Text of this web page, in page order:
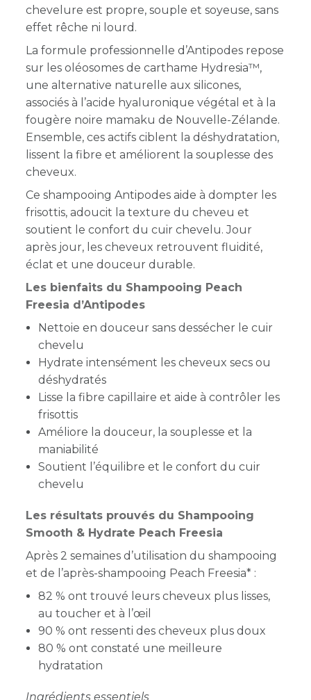
chevelure est propre, souple et soyeuse, sans
effet rêche ni lourd.
La formule professionnelle d’Antipodes repose
sur les oléosomes de carthame Hydresia™,
une alternative naturelle aux silicones,
associés à l’acide hyaluronique végétal et à la
fougère noire mamaku de Nouvelle-Zélande.
Ensemble, ces actifs ciblent la déshydratation,
lissent la fibre et améliorent la souplesse des
cheveux.
Ce shampooing Antipodes aide à dompter les
frisottis, adoucit la texture du cheveu et
soutient le confort du cuir chevelu. Jour
après jour, les cheveux retrouvent fluidité,
éclat et une douceur durable.
Les bienfaits du Shampooing Peach
Freesia d’Antipodes
Nettoie en douceur sans dessécher le cuir
chevelu
Hydrate intensément les cheveux secs ou
déshydratés
Lisse la fibre capillaire et aide à contrôler les
frisottis
Améliore la douceur, la souplesse et la
maniabilité
Soutient l’équilibre et le confort du cuir
chevelu
Les résultats prouvés du Shampooing
Smooth & Hydrate Peach Freesia
Après 2 semaines d’utilisation du shampooing
et de l’après-shampooing Peach Freesia* :
82 % ont trouvé leurs cheveux plus lisses,
au toucher et à l’œil
90 % ont ressenti des cheveux plus doux
80 % ont constaté une meilleure
hydratation
Ingrédients essentiels